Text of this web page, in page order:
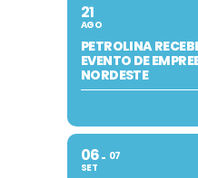
21
AGO
PETROLINA
EVENTO DE
NORDESTE
06
SET
07